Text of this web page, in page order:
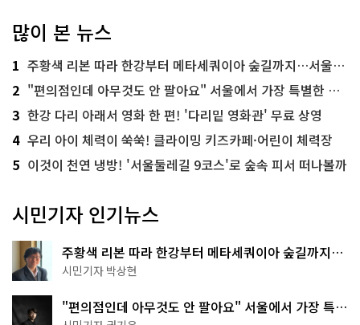
많이 본 뉴스
1 주황색 리본 따라 한강부터 메타세쿼이아 숲길까지…서울둘레길 15코스
2 "편의점인데 아무것도 안 팔아요" 서울에서 가장 특별한 편의점의 정체
3 한강 다리 아래서 영화 한 편! '다리밑 영화관' 무료 상영
4 우리 아이 체력이 쑥쑥! 클라이밍 키즈카페·어린이 체력장
5 이것이 천연 냉방! '서울둘레길 9코스'로 숲속 피서 떠나볼까
시민기자 인기뉴스
주황색 리본 따라 한강부터 메타세쿼이아 숲길까지…
서울둘레길 15코스
시민기자 박상현
"편의점인데 아무것도 안 팔아요" 서울에서 가장 특별